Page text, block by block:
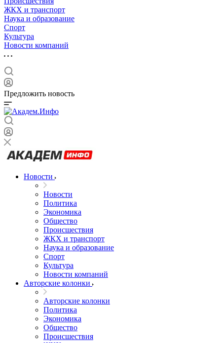
ЖКХ и транспорт
Наука и образование
Спорт
Культура
Новости компаний
Предложить новость
Новости
Новости
Политика
Экономика
Общество
Происшествия
ЖКХ и транспорт
Наука и образование
Спорт
Культура
Новости компаний
Авторские колонки
Авторские колонки
Политика
Экономика
Общество
Происшествия